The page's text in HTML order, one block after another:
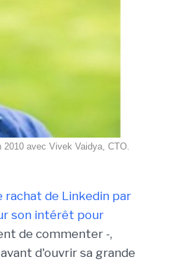
avec Vivek Vaidya, CTO.
rachat de Linkedin par
son intérêt pour
de commenter -,
d'ouvrir sa grande